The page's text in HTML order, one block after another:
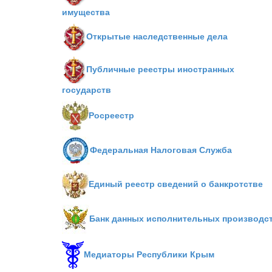
имущества
Открытые наследственные дела
Публичные реестры иностранных
государств
Росреестр
Федеральная Налоговая Служба
Единый реестр сведений о банкротстве
Банк данных исполнительных
Медиаторы Республики Крым